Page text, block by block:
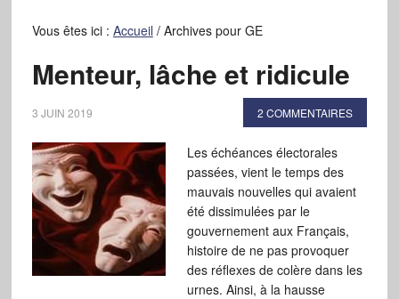
Vous êtes ici : Accueil /Archives pour GE
Menteur, lâche et ridicule
3 JUIN 2019 2 COMMENTAIRES
Les échéances électorales
passées, vient le temps des
mauvais nouvelles qui avaient
été dissimulées par le
gouvernement aux Français,
histoire de ne pas provoquer
des réflexes de colère dans les
urnes. Ainsi, à la hausse